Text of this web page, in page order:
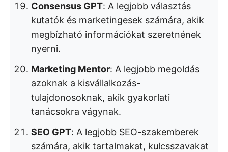
Consensus GPT: A legjobb választás
kutatók és marketingesek számára, akik
megbízható információkat szeretnének
nyerni.
Marketing Mentor: A legjobb megoldás
azoknak a kisvállalkozás-
tulajdonosoknak, akik gyakorlati
tanácsokra vágynak.
SEO GPT: A legjobb SEO-szakemberek
számára, akik tartalmakat, kulcsszavakat